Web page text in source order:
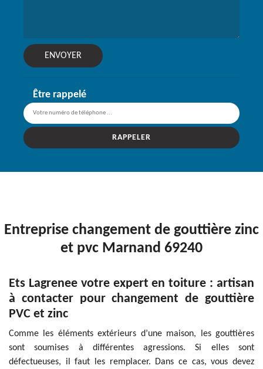
Être rappelé
Entreprise changement de gouttière zinc
et pvc Marnand 69240
Ets Lagrenee votre expert en toiture : artisan
à contacter pour changement de gouttière
PVC et zinc
Comme les éléments extérieurs d’une maison, les gouttières
sont soumises à différentes agressions. Si elles sont
défectueuses, il faut les remplacer. Dans ce cas, vous devez